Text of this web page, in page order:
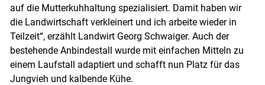
auf die Mutterkuhhaltung spezialisiert. Damit haben wir
die Landwirtschaft verkleinert und ich arbeite wieder in
Teilzeit“, erzählt Landwirt Georg Schwaiger. Auch der
bestehende Anbindestall wurde mit einfachen Mitteln zu
einem Laufstall adaptiert und schafft nun Platz für das
Jungvieh und kalbende Kühe.